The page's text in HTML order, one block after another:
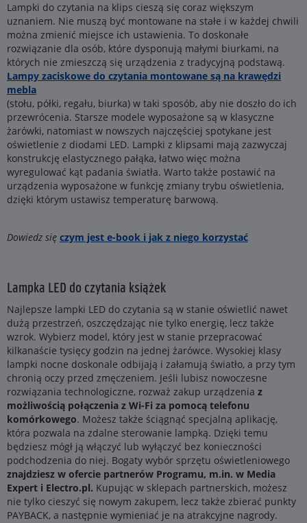
Lampki do czytania na klips cieszą się coraz większym
uznaniem. Nie muszą być montowane na stałe i w każdej chwili
można zmienić miejsce ich ustawienia. To doskonałe
rozwiązanie dla osób, które dysponują małymi biurkami, na
których nie zmieszczą się urządzenia z tradycyjną podstawą.
Lampy zaciskowe do czytania montowane są na krawędzi
mebla
(stołu, półki, regału, biurka) w taki sposób, aby nie doszło do ich
przewrócenia. Starsze modele wyposażone są w klasyczne
żarówki, natomiast w nowszych najczęściej spotykane jest
oświetlenie z diodami LED. Lampki z klipsami mają zazwyczaj
konstrukcję elastycznego pałąka, łatwo więc można
wyregulować kąt padania światła. Warto także postawić na
urządzenia wyposażone w funkcję zmiany trybu oświetlenia,
dzięki którym ustawisz temperaturę barwową.
Dowiedz się czym jest e-book i jak z niego korzystać
Lampka LED do czytania książek
Najlepsze lampki LED do czytania są w stanie oświetlić nawet
dużą przestrzeń, oszczędzając nie tylko energię, lecz także
wzrok. Wybierz model, który jest w stanie przepracować
kilkanaście tysięcy godzin na jednej żarówce. Wysokiej klasy
lampki nocne doskonale odbijają i załamują światło, a przy tym
chronią oczy przed zmęczeniem. Jeśli lubisz nowoczesne
rozwiązania technologiczne, rozważ zakup urządzenia z
możliwością połączenia z Wi-Fi za pomocą telefonu
komórkowego. Możesz także ściągnąć specjalną aplikację,
która pozwala na zdalne sterowanie lampką. Dzięki temu
będziesz mógł ją włączyć lub wyłączyć bez konieczności
podchodzenia do niej. Bogaty wybór sprzętu oświetleniowego
znajdziesz w ofercie partnerów Programu, m.in. w Media
Expert i Electro.pl. Kupując w sklepach partnerskich, możesz
nie tylko cieszyć się nowym zakupem, lecz także zbierać punkty
PAYBACK, a następnie wymieniać je na atrakcyjne nagrody.